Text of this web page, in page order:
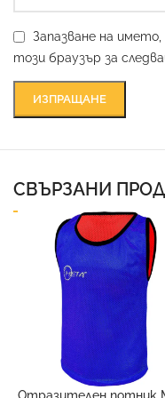
Запазване на
този браузър за
СВЪРЗАНИ
Отразителен потник